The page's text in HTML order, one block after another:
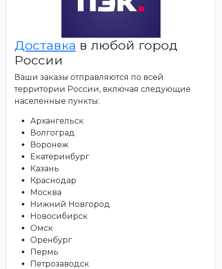
Доставка в любой город
России
Ваши заказы отправляются по всей
территории России, включая следующие
населенные пункты:
Архангельск
Волгоград
Воронеж
Екатеринбург
Казань
Краснодар
Москва
Нижний Новгород
Новосибирск
Омск
Оренбург
Пермь
Петрозаводск